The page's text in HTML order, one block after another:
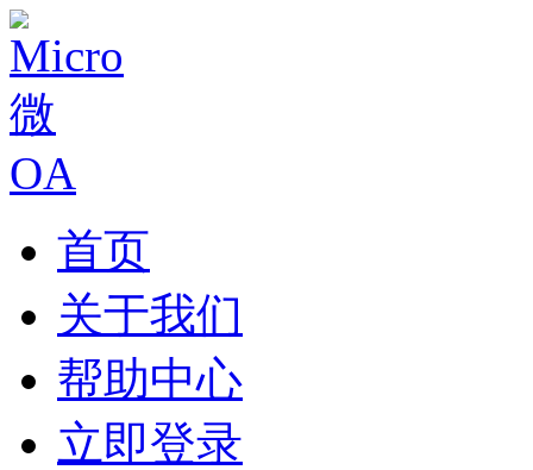
首页
关于我们
帮助中心
立即登录